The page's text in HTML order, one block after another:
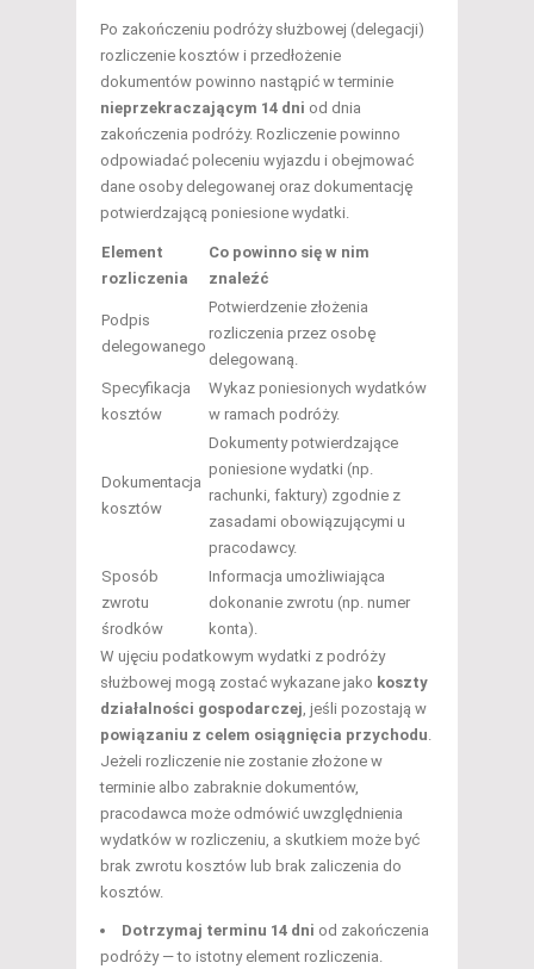
Po zakończeniu podróży służbowej (delegacji)
rozliczenie kosztów i przedłożenie
dokumentów powinno nastąpić w terminie
nieprzekraczającym 14 dni od dnia
zakończenia podróży. Rozliczenie powinno
odpowiadać poleceniu wyjazdu i obejmować
dane osoby delegowanej oraz dokumentację
potwierdzającą poniesione wydatki.
Element
rozliczenia
Co powinno się w nim
znaleźć
Podpis
delegowanego
Potwierdzenie złożenia
rozliczenia przez osobę
delegowaną.
Specyfikacja
kosztów
Wykaz poniesionych wydatków
w ramach podróży.
Dokumentacja
kosztów
Dokumenty potwierdzające
poniesione wydatki (np.
rachunki, faktury) zgodnie z
zasadami obowiązującymi u
pracodawcy.
Sposób
zwrotu
środków
Informacja umożliwiająca
dokonanie zwrotu (np. numer
konta).
W ujęciu podatkowym wydatki z podróży
służbowej mogą zostać wykazane jako koszty
działalności gospodarczej, jeśli pozostają w
powiązaniu z celem osiągnięcia przychodu.
Jeżeli rozliczenie nie zostanie złożone w
terminie albo zabraknie dokumentów,
pracodawca może odmówić uwzględnienia
wydatków w rozliczeniu, a skutkiem może być
brak zwrotu kosztów lub brak zaliczenia do
kosztów.
Dotrzymaj terminu 14 dni od zakończenia
podróży — to istotny element rozliczenia.